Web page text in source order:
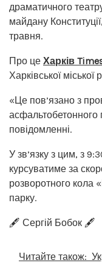
драматичного
майдану
травня.
Про це Харків
Харківської міської
«Це пов’язано з
асфальтобетонного
повідомленні.
У зв’язку з цим, з
курсуватиме за
розворотного кола
парку.
🖋️ Сергій Бобок 🖋️
Читайте також: